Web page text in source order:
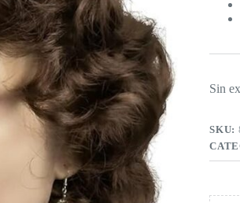
Sin
SKU: